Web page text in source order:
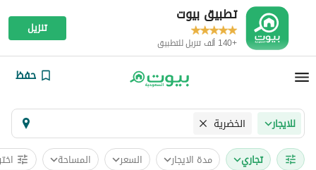
تطبيق بيوت
+140 ألف تنزيل للتطبيق
تنزيل
حفظ
للايجار الخضرية
تجاري مدة الايجار السعر المساحة